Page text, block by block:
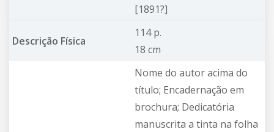
[1891?]
Descrição Física
114 p.
18 cm
Nome do autor acima do
título; Encadernação em
brochura; Dedicatória
manuscrita a tinta na folha